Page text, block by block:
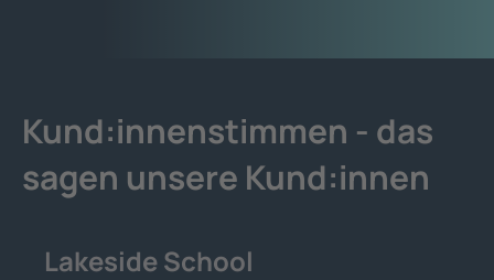
Kund:innenstimmen - das
sagen unsere Kund:innen
Lakeside School